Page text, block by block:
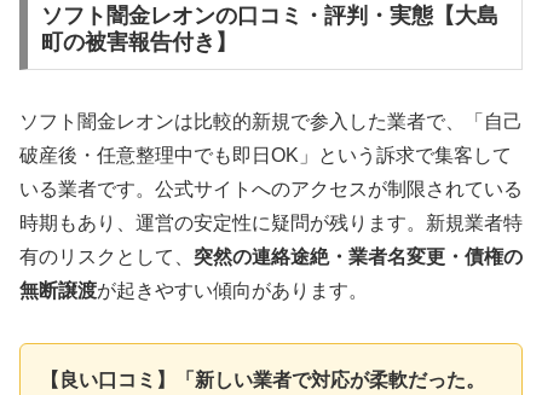
ソフト闇金レオンの口コミ・評判・実態【大島
町の被害報告付き】
ソフト闇金レオンは比較的新規で参入した業者で、「自己
破産後・任意整理中でも即日OK」という訴求で集客して
いる業者です。公式サイトへのアクセスが制限されている
時期もあり、運営の安定性に疑問が残ります。新規業者特
有のリスクとして、 突然の連絡途絶・業者名変更・債権の
無断譲渡が起きやすい傾向があります。
【良い口コミ】「新しい業者で対応が柔軟だった。